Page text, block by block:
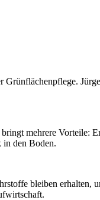
mehrere Vorteile:
in den Boden.
bleiben erhalten,